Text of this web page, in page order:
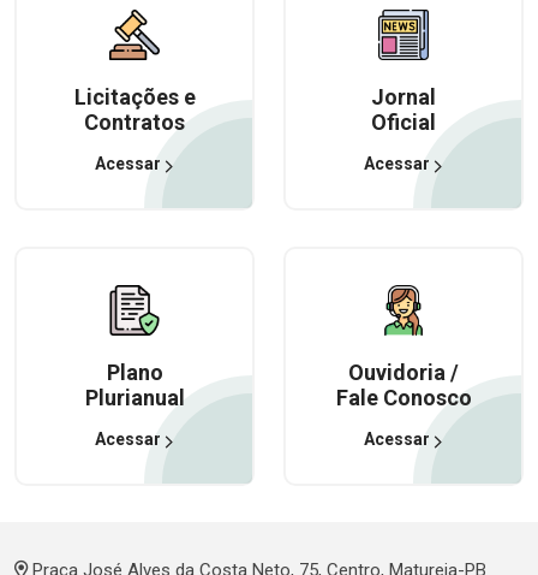
Licitações e
Contratos
Acessar
Jornal
Oficial
Acessar
Plano
Plurianual
Acessar
Ouvidoria /
Fale Conosco
Acessar
Praça José Alves da Costa Neto, 75, Centro, Matureia-PB